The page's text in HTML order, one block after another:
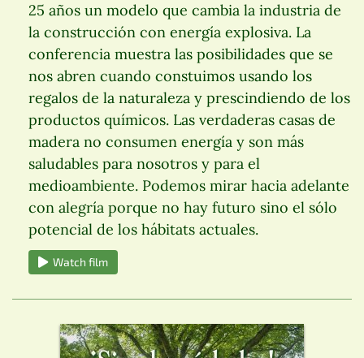
25 años un modelo que cambia la industria de
la construcción con energía explosiva. La
conferencia muestra las posibilidades que se
nos abren cuando constuimos usando los
regalos de la naturaleza y prescindiendo de los
productos químicos. Las verdaderas casas de
madera no consumen energía y son más
saludables para nosotros y para el
medioambiente. Podemos mirar hacia adelante
con alegría porque no hay futuro sino el sólo
potencial de los hábitats actuales.
Watch film